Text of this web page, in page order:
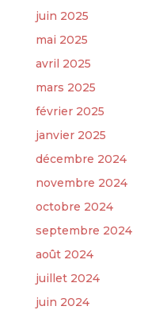
juin 2025
mai 2025
avril 2025
mars 2025
février 2025
janvier 2025
décembre 2024
novembre 2024
octobre 2024
septembre 2024
août 2024
juillet 2024
juin 2024